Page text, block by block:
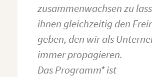
zusammenwachsen zu
ihnen gleichzeitig den
geben, den wir als
immer propagieren.
Das Programm* ist